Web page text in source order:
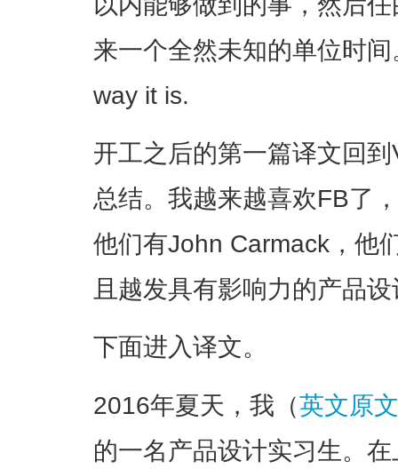
来一个全然未知的单位时
way it is.
开工之后的第一篇译文回
总结。我越来越喜欢FB了
他们有John Carmack，他
且越发具有影响力的产品
下面进入译文。
2016年夏天，我（英文原文
的一名产品设计实习生。